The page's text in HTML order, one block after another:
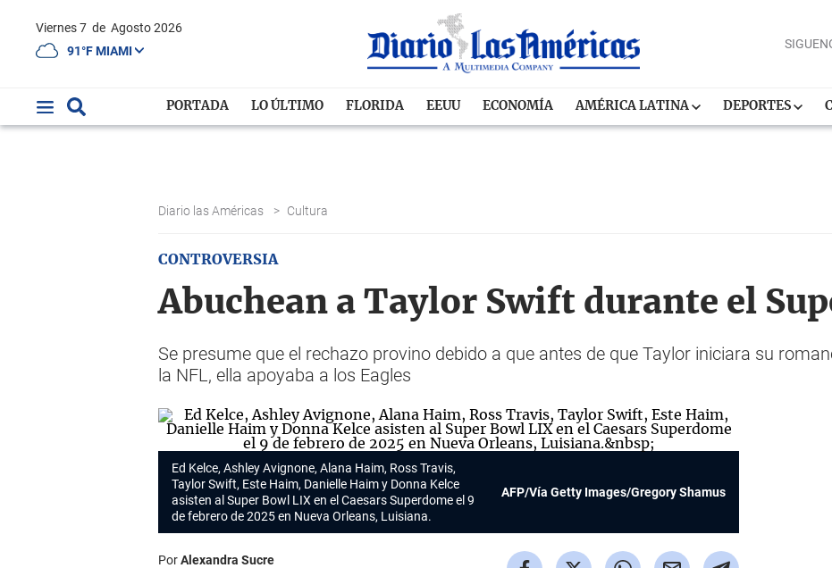
Viernes 7 de Agosto 2026
91°F MIAMI
PORTADA LO ÚLTIMO FLORIDA EEUU ECONOMÍA AMÉRICA LATINA DEPORTES
Diario las Américas > Cultura
CONTROVERSIA
Abuchean a Taylor Swift durante el
Se presume que el rechazo provino debido a que antes de que Taylor iniciara su
la NFL, ella apoyaba a los Eagles
Ed Kelce, Ashley Avignone, Alana Haim, Ross Travis,
Taylor Swift, Este Haim, Danielle Haim y Donna Kelce
asisten al Super Bowl LIX en el Caesars Superdome el 9
de febrero de 2025 en Nueva Orleans, Luisiana.
AFP/Vía Getty Images/Gregory Shamus
PorAlexandra Sucre